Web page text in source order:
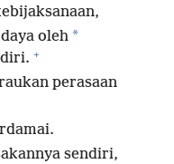
oleh *
+
perasaan
sendiri,